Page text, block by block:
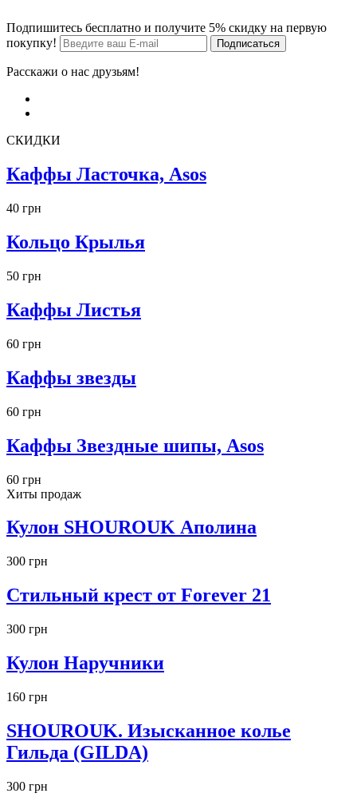
Подпишитесь бесплатно и получите 5% скидку на первую
покупку!
Расскажи о нас друзьям!
СКИДКИ
Каффы Ласточка, Asos
40 грн
Кольцо Крылья
50 грн
Каффы Листья
60 грн
Каффы звезды
60 грн
Каффы Звездные шипы, Asos
60 грн
Хиты продаж
Кулон SHOUROUK Аполина
300 грн
Стильный крест от Forever 21
300 грн
Кулон Наручники
160 грн
SHOUROUK. Изысканное колье
Гильда (GILDA)
300 грн